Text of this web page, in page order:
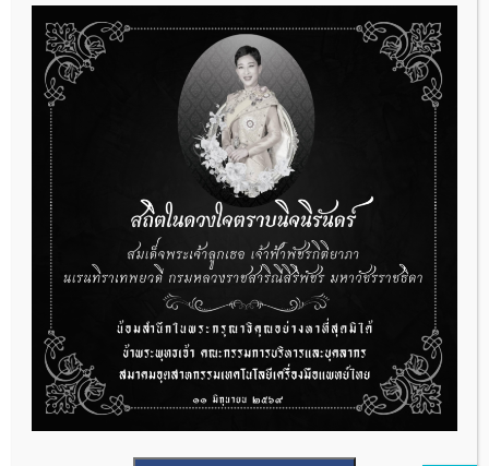
ผู้ประกอบการผลิต และ นักวิจัย ที่ต้องการขึ้นทะเบียนเครื่องมือแพทย์
ต้องทำอย่างไรบ้าง
22 กรกฎาคม 2026
กองควบคุมเครื่องมือแพทย์ เปิดรับฟังความคิดเห็นหลักการยกร่าง
กฎหมาย จำนวน 3 ฉบับ ผ่านระบบกลางทางกฎหมาย
22 กรกฎาคม 2026
การโฆษณาเครื่องมือแพทย์แบบใดที่ได้รับการยกเว้นไม่ต้องขออนุญาต
14 กรกฎาคม 2026